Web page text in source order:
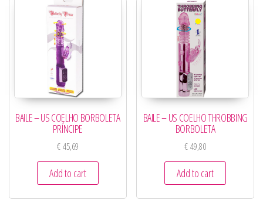
BAILE – US COELHO BORBOLETA
PRÍNCIPE
€45,69
Add to cart
BAILE – US COELHO THROBBING
BORBOLETA
€49,80
Add to cart